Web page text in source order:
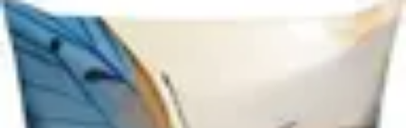
Zabawa i Rozrywka
Imprezy i PrzyjęciaZabawy dla dzieci
powietrzuOrganizacja imprez
Zabawa i Rozrywka